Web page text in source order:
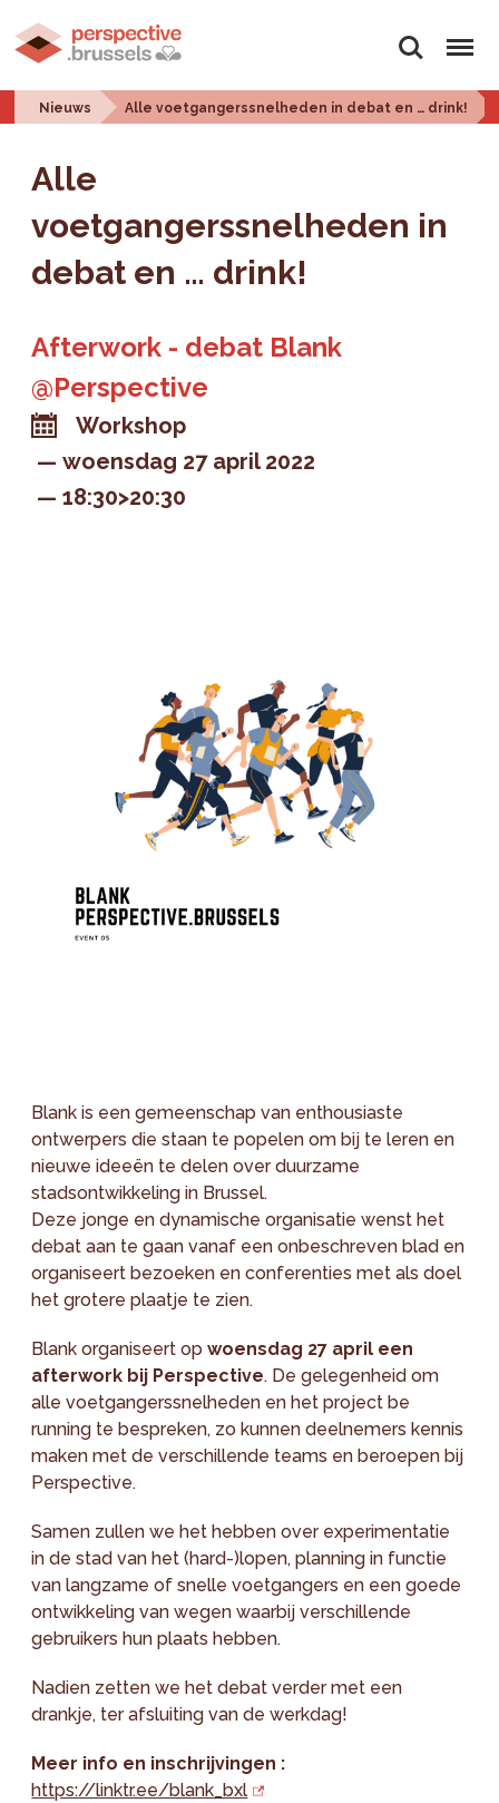
Zoeken Menu
Nieuws Alle voetgangerssnelheden in debat en … drink!
Alle
voetgangerssnelheden in
debat en … drink!
Afterwork - debat Blank
@Perspective
Workshop
woensdag 27 april 2022
18:30>20:30
Blank is een gemeenschap van enthousiaste
ontwerpers die staan te popelen om bij te leren en
nieuwe ideeën te delen over duurzame
stadsontwikkeling in Brussel.
Deze jonge en dynamische organisatie wenst het
debat aan te gaan vanaf een onbeschreven blad en
organiseert bezoeken en conferenties met als doel
het grotere plaatje te zien.
Blank organiseert opwoensdag 27 april een
afterwork bij Perspective. De gelegenheid om
alle voetgangerssnelheden en het project be
running te bespreken, zo kunnen deelnemers kennis
maken met de verschillende teams en beroepen bij
Perspective.
Samen zullen we het hebben over experimentatie
in de stad van het (hard-)lopen, planning in functie
van langzame of snelle voetgangers en een goede
ontwikkeling van wegen waarbij verschillende
gebruikers hun plaats hebben.
Nadien zetten we het debat verder met een
drankje, ter afsluiting van de werkdag!
Meer info en inschrijvingen :
https://linktr.ee/blank_bxl